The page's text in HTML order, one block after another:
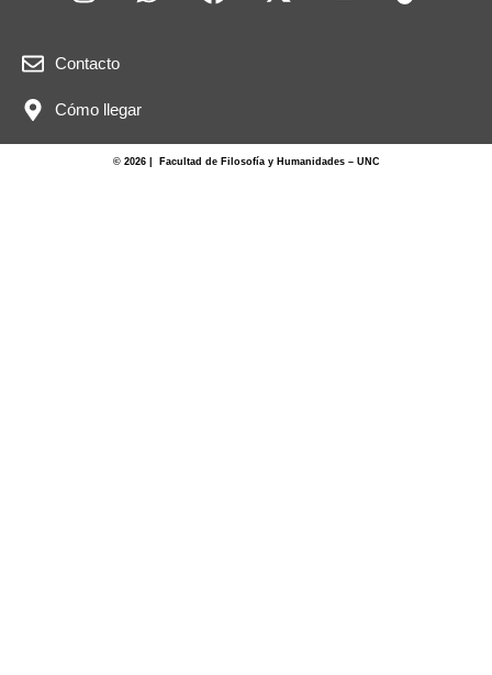
Contacto
Cómo llegar
© 2026 | Facultad de Filosofía y Humanidades – UNC